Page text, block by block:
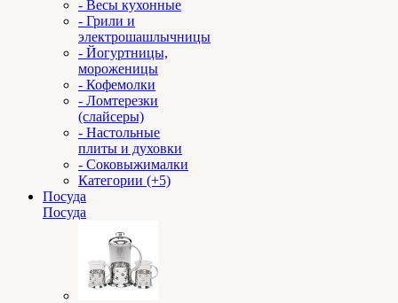
- Весы кухонные
- Грили и
электрошашлычницы
- Йогуртницы,
мороженицы
- Кофемолки
- Ломтерезки
(слайсеры)
- Настольные
плиты и духовки
- Соковыжималки
Категории (+5)
Посуда
Посуда